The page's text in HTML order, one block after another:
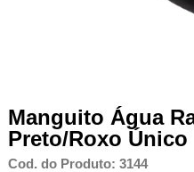
Manguito Água
Preto/Roxo Único
Cod. do Produto: 3144